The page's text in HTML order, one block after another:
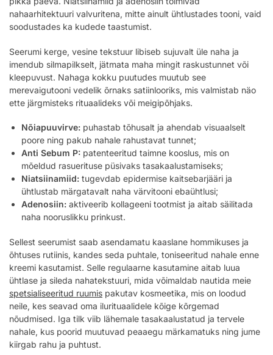
nahaarhitektuuri valvuritena, mitte ainult ühtlustades tooni, vaid
soodustades ka kudede taastumist.
Seerumi kerge, vesine tekstuur libiseb sujuvalt üle naha ja
imendub silmapilkselt, jätmata maha mingit raskustunnet või
kleepuvust. Nahaga kokku puutudes muutub see
merevaigutooni vedelik õrnaks satiinlooriks, mis valmistab näo
ette järgmisteks rituaalideks või meigipõhjaks.
Nõiapuuvirve: puhastab tõhusalt ja ahendab visuaalselt
poore ning pakub nahale rahustavat tunnet;
Anti Sebum P: patenteeritud taimne kooslus, mis on
mõeldud rasuerituse püsivaks tasakaalustamiseks;
Niatsiinamiid: tugevdab epidermise kaitsebarjääri ja
ühtlustab märgatavalt naha värvitooni ebaühtlusi;
Adenosiin: aktiveerib kollageeni tootmist ja aitab säilitada
naha nooruslikku prinkust.
Sellest seerumist saab asendamatu kaaslane hommikuses ja
õhtuses rutiinis, kandes seda puhtale, toniseeritud nahale enne
kreemi kasutamist. Selle regulaarne kasutamine aitab luua
ühtlase ja sileda nahatekstuuri, mida võimaldab nautida meie
spetsialiseeritud ruumis pakutav kosmeetika, mis on loodud
neile, kes seavad oma ilurituaalidele kõige kõrgemad
nõudmised. Iga tilk viib lähemale tasakaalustatud ja tervele
nahale, kus poorid muutuvad peaaegu märkamatuks ning jume
kiirgab rahu ja puhtust.